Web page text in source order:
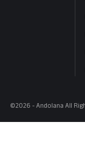
©2026 - Andolana All